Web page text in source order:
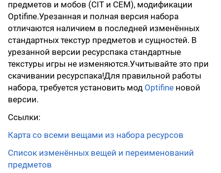
предметов и мобов (CIT и CEM), модификации
Optifine.Урезанная и полная версия набора
отличаются наличием в последней изменённых
стандартных текстур предметов и сущностей. В
урезанной версии ресурспака стандартные
текстуры игры не изменяются.Учитывайте это при
скачивании ресурспака!Для правильной работы
набора, требуется установить мод Optifine новой
версии.
Ссылки:
Карта со всеми вещами из набора ресурсов
Список изменённых вещей и переименований
предметов